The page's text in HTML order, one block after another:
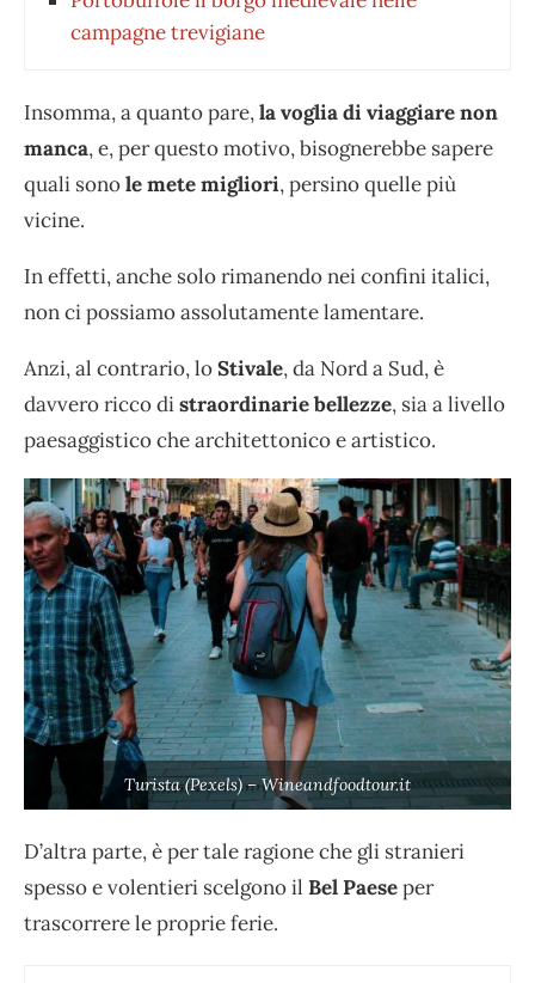
campagne trevigiane
Insomma, a quanto pare,la voglia di viaggiare non
manca, e, per questo motivo, bisognerebbe sapere
quali sonole mete migliori, persino quelle più
vicine.
In effetti, anche solo rimanendo nei confini italici,
non ci possiamo assolutamente lamentare.
Anzi, al contrario, loStivale, da Nord a Sud, è
davvero ricco distraordinarie bellezze, sia a livello
paesaggistico che architettonico e artistico.
Turista (Pexels) – Wineandfoodtour.it
D’altra parte, è per tale ragione che gli stranieri
spesso e volentieri scelgono il Bel Paeseper
trascorrere le proprie ferie.